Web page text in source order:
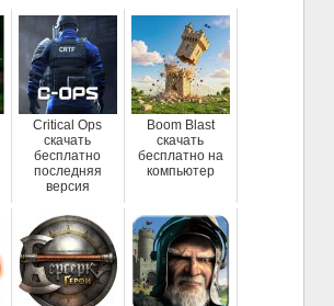
Critical Ops
скачать
бесплатно
последняя
версия
Boom Blast
скачать
бесплатно на
компьютер